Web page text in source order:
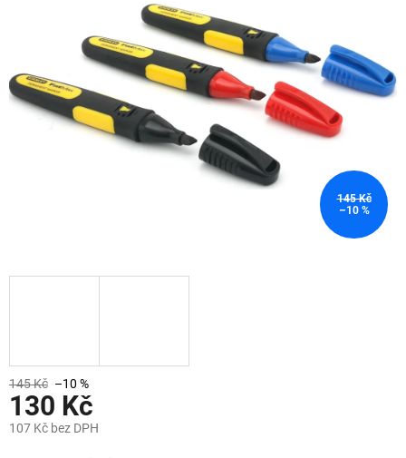
hvězdiček.
145 Kč
–10 %
145 Kč –10 %
130 Kč
107 Kč bez DPH